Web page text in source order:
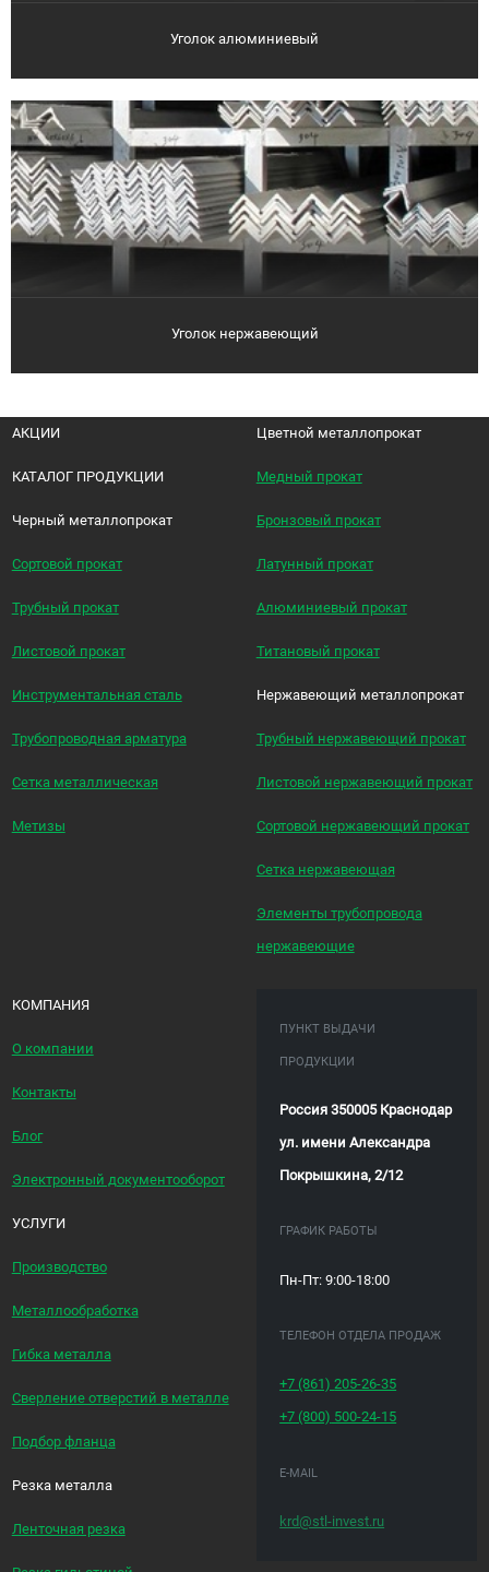
Уголок алюминиевый
Уголок нержавеющий
АКЦИИ
КАТАЛОГ ПРОДУКЦИИ
Черный металлопрокат
Сортовой прокат
Трубный прокат
Листовой прокат
Инструментальная сталь
Трубопроводная арматура
Сетка металлическая
Метизы
Цветной металлопрокат
Медный прокат
Бронзовый прокат
Латунный прокат
Алюминиевый прокат
Титановый прокат
Нержавеющий металлопрокат
Трубный нержавеющий прокат
Листовой нержавеющий прокат
Сортовой нержавеющий прокат
Сетка нержавеющая
Элементы трубопровода
нержавеющие
КОМПАНИЯ
О компании
Контакты
Блог
Электронный документооборот
УСЛУГИ
Производство
Металлообработка
Гибка металла
Сверление отверстий в металле
Подбор фланца
Резка металла
Ленточная резка
ПУНКТ ВЫДАЧИ
ПРОДУКЦИИ
Россия 350005 Краснодар
ул. имени Александра
Покрышкина, 2/12
ГРАФИК РАБОТЫ
Пн-Пт: 9:00-18:00
ТЕЛЕФОН ОТДЕЛА ПРОДАЖ
+7 (861)205-26-35
+7 (800) 500-24-15
E-MAIL
krd@stl-invest.ru